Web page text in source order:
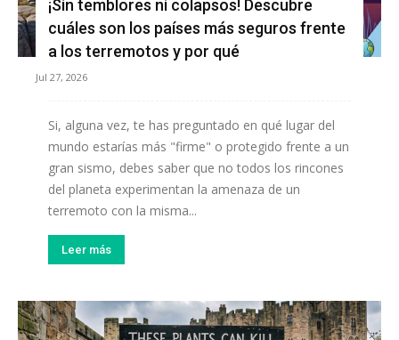
¡Sin temblores ni colapsos! Descubre
cuáles son los países más seguros frente
a los terremotos y por qué
Jul 27, 2026
Si, alguna vez, te has preguntado en qué lugar del
mundo estarías más "firme" o protegido frente a un
gran sismo, debes saber que no todos los rincones
del planeta experimentan la amenaza de un
terremoto con la misma...
Leer más